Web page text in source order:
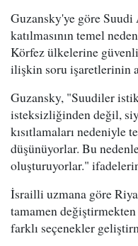
Guzansky'ye göre Suudi
katılmasının temel
Körfez ülkelerine
ilişkin soru işaretlerinin
Guzansky, "Suudiler
isteksizliğinden değil,
kısıtlamaları nedeniyle
düşünüyorlar. Bu
oluşturuyorlar."
İsrailli uzmana göre
tamamen
farklı seçenekler